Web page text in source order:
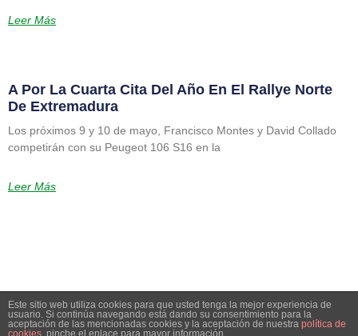
Leer Más
A Por La Cuarta Cita Del Año En El Rallye Norte
De Extremadura
Los próximos 9 y 10 de mayo, Francisco Montes y David Collado
competirán con su Peugeot 106 S16 en la
Leer Más
© Extremadura Rallye Team
Este sitio web utiliza cookies para que usted tenga la mejor experiencia de
usuario. Si continúa navegando está dando su consentimiento para la
aceptación de las mencionadas cookies y la aceptación de nuestra política de
cookies , pinche el enlace para mayor información.